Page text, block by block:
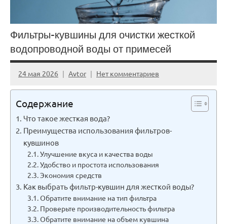
Фильтры-кувшины для очистки жесткой
водопроводной воды от примесей
24 мая 2026 Avtor Нет комментариев
Содержание
Что такое жесткая вода?
Преимущества использования фильтров-
кувшинов
Улучшение вкуса и качества воды
Удобство и простота использования
Экономия средств
Как выбрать фильтр-кувшин для жесткой воды?
Обратите внимание на тип фильтра
Проверьте производительность фильтра
Обратите внимание на объем кувшина